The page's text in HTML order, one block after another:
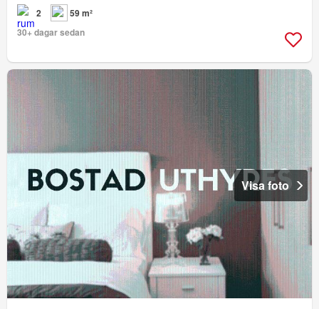
2
59 m²
30+ dagar sedan
Visa foto